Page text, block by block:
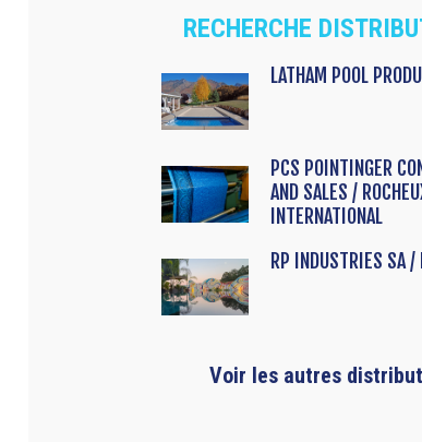
RECHERCHE
LATHAM POOL
PCS POINTINGER
AND SALES /
INTERNATIONAL
RP INDUSTRIES SA /
Voir les autres